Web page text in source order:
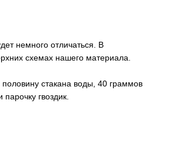
немного отличаться. В
схемах нашего материала.
стакана воды, 40 граммов
гвоздик.